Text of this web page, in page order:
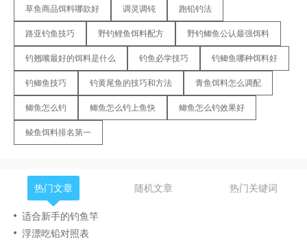
草鱼商品饵料哪款好 调灵调钝 跑铅钓法
路亚钓鱼技巧 野钓鲤鱼饵料配方 野钓鲫鱼公认最强饵料
钓翘嘴最好的饵料是什么 钓鱼必学技巧 钓鲫鱼哪种饵料好
钓鲫鱼技巧 钓黄尾鱼的技巧和方法 青鱼饵料怎么调配
鲫鱼怎么钓 鲫鱼怎么钓上鱼快 鲫鱼怎么钓效果好
鲮鱼饵料排名第一
热门文章 随机文章 热门关键词
适合新手的钓鱼竿
浮漂吃铅对照表